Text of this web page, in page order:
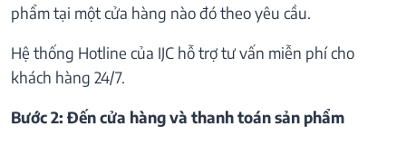
phẩm tại một cửa hàng nào đó theo yêu cầu.
Hệ thống Hotline của IJC hỗ trợ tư vấn miễn phí cho
khách hàng 24/7.
Bước 2: Đến cửa hàng và thanh toán sản phẩm